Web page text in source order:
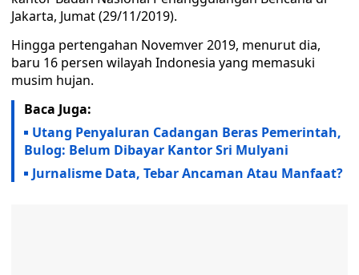
Jakarta, Jumat (29/11/2019).
Hingga pertengahan Novemver 2019, menurut dia,
baru 16 persen wilayah Indonesia yang memasuki
musim hujan.
Baca Juga:
Utang Penyaluran Cadangan Beras Pemerintah,
Bulog: Belum Dibayar Kantor Sri Mulyani
Jurnalisme Data, Tebar Ancaman Atau Manfaat?